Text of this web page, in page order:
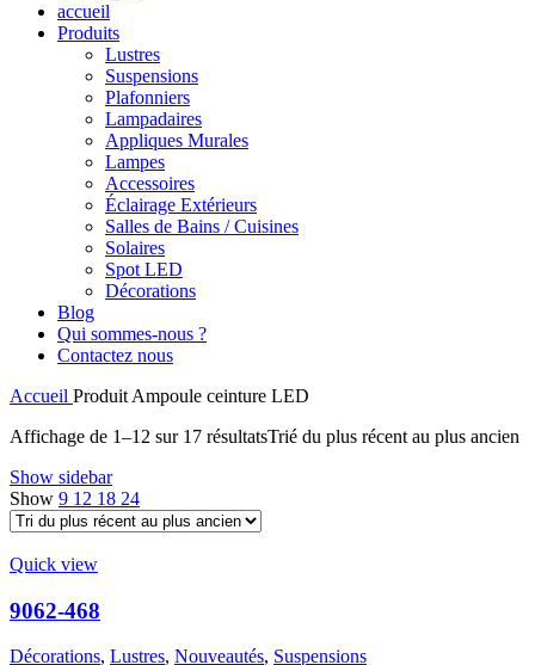
accueil
Produits
Lustres
Suspensions
Plafonniers
Lampadaires
Appliques Murales
Lampes
Accessoires
Éclairage Extérieurs
Salles de Bains / Cuisines
Solaires
Spot LED
Décorations
Blog
Qui sommes-nous ?
Contactez nous
Accueil Produit Ampoule ceinture LED
Affichage de 1–12 sur 17 résultatsTrié du plus récent au plus ancien
Show sidebar
Show 9 12 18 24
Quick view
9062-468
Décorations, Lustres, Nouveautés, Suspensions